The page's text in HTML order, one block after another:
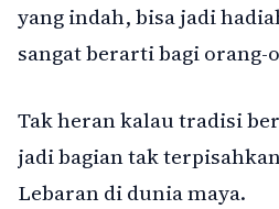
yang indah, bisa jadi
sangat berarti bagi orang-
Tak heran kalau tradisi
jadi bagian tak
Lebaran di dunia maya.